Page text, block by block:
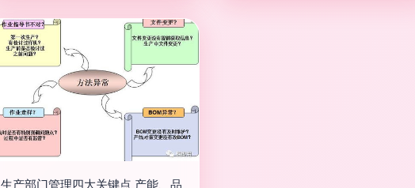
生产部门管理四大关键点 产能、品